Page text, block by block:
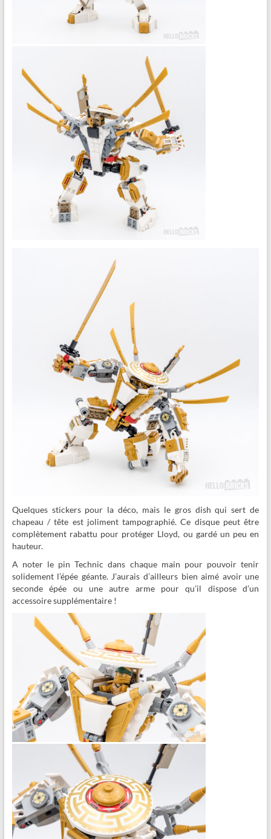
Quelques stickers pour la déco, mais le gros dish qui sert de
chapeau / tête est joliment tampographié. Ce disque peut être
complètement rabattu pour protéger Lloyd, ou gardé un peu en
hauteur.
A noter le pin Technic dans chaque main pour pouvoir tenir
solidement l’épée géante. J’aurais d’ailleurs bien aimé avoir une
seconde épée ou une autre arme pour qu’il dispose d’un
accessoire supplémentaire !